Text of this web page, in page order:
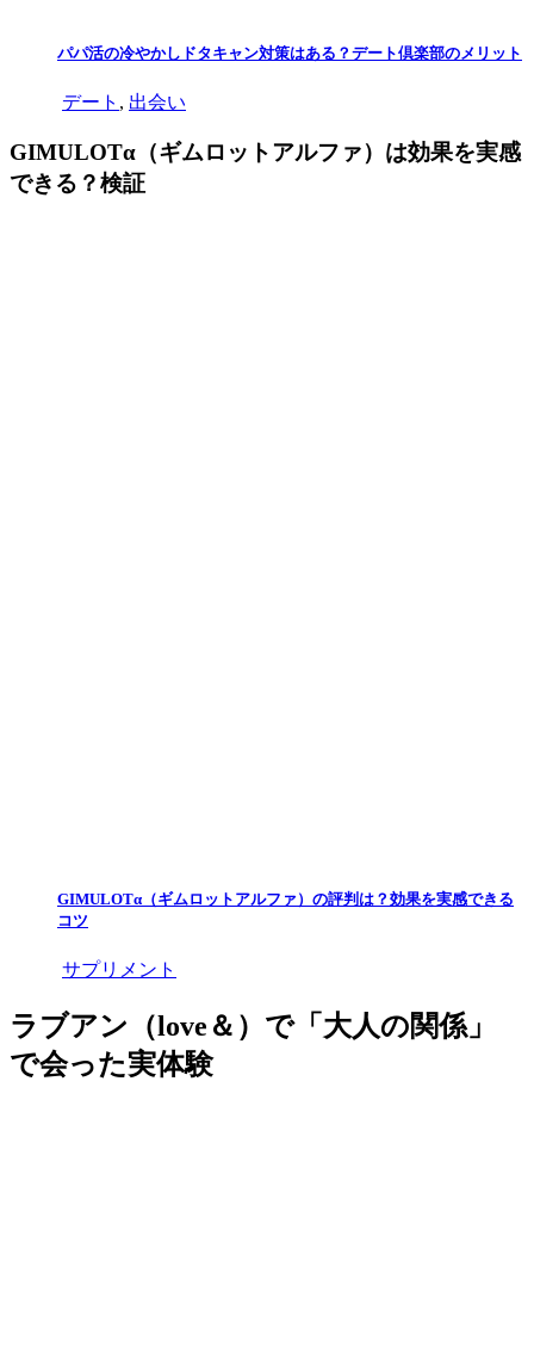
パパ活の冷やかしドタキャン対策はある？デート倶楽部のメリット
デート , 出会い
GIMULOTα（ギムロットアルファ）は効果を実感
できる？検証
GIMULOTα（ギムロットアルファ）の評判は？効果を実感できる
コツ
サプリメント
ラブアン（love＆）で「大人の関係」
で会った実体験